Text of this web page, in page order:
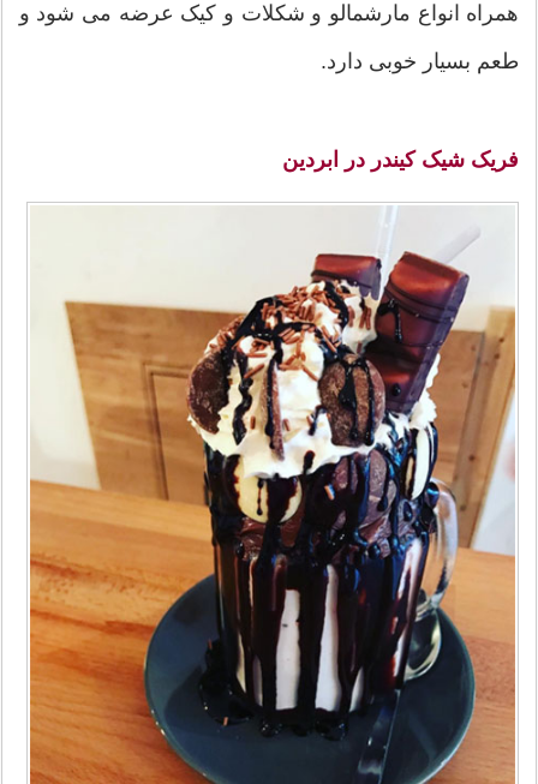
همراه انواع مارشمالو و شکلات و کیک عرضه می شود و
طعم بسیار خوبی دارد.
فریک شیک کیندر در ابردین